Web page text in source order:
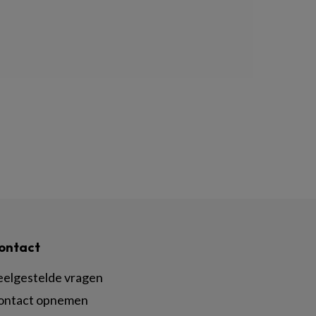
vragen
opnemen